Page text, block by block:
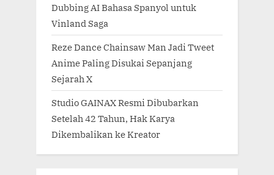
Dubbing AI Bahasa Spanyol untuk
Vinland Saga
Reze Dance Chainsaw Man Jadi Tweet
Anime Paling Disukai Sepanjang
Sejarah X
Studio GAINAX Resmi Dibubarkan
Setelah 42 Tahun, Hak Karya
Dikembalikan ke Kreator